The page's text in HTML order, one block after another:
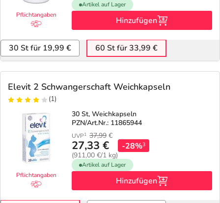
Pflichtangaben
Artikel auf Lager
Hinzufügen
30 St für 19,99 € 60 St für 33,99 €
Elevit 2 Schwangerschaft Weichkapseln
(1)
Pflichtangaben
30 St, Weichkapseln
PZN/Art.Nr.: 11865944
UVP1 37,99 €
27,33 €
(911,00 €/1 kg)
-28%3
Artikel auf Lager
Hinzufügen